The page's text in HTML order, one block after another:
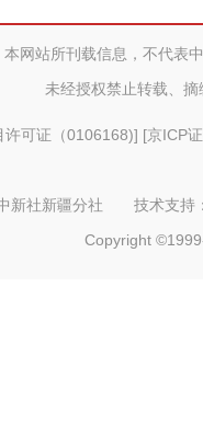
本网站所刊载信息，不代表
未经授权禁止转载、
许可证（0106168)] [京ICP
新社新疆分社 技术支
Copyright